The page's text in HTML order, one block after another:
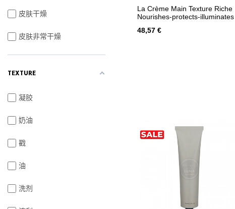
ADD TO CART
La Crème Main Texture Riche
Nourishes-protects-illuminates
48,57 €
皮肤干燥
皮肤非常干燥
TEXTURE
凝胶
奶油
戳
油
洗剂